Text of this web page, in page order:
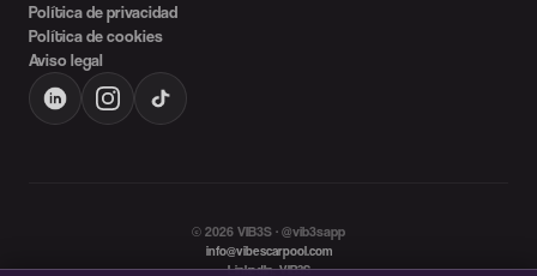
Política de privacidad
Política de cookies
Aviso legal
© 2026 VIB3S · @vib3sapp
info@vibescarpool.com
LinkedIn: VIB3S